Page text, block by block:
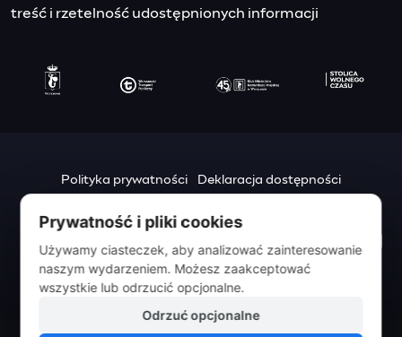
treść i rzetelność udostępnionych informacji
Polityka prywatności
Deklaracja dostępności
Urząd m.st. Warszawy
pl. Bankowy 3/5
00-950 Warszawa
Prywatność i pliki cookies
Używamy ciasteczek, aby analizować zainteresowanie
naszym wydarzeniem. Możesz zaakceptować
wszystkie lub odrzucić opcjonalne.
Odrzuć opcjonalne